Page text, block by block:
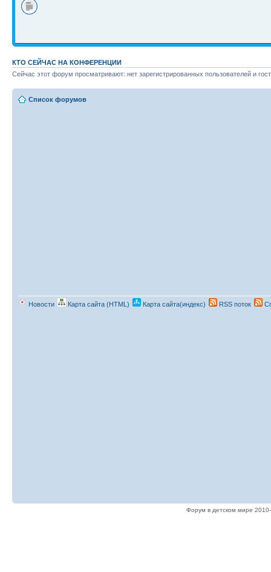
КТО СЕЙЧАС НА КОНФЕРЕНЦИИ
Сейчас этот форум просматривают: нет зарегистрированных пользователей и
Список форумов
Новости Карта сайта (HTML) Карта сайта(индекс) RSS поток
Форум в детском мире